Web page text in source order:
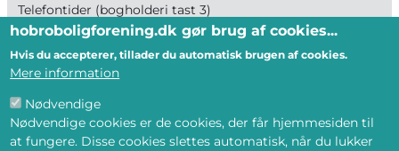
Telefontider (bogholderi tast 3)
Mandag - Fredag kl. 9 - 12
--- Og få tilbud på ledige boliger direkte på
mail eller din telefon
hobroboligforening.dk gør brug af cookies...
Hvis du accepterer, tillader du automatisk brugen af cookies.
Mere information
Nødvendige
Nødvendige cookies er de cookies, der får hjemmesiden til
at fungere. Disse cookies slettes automatisk, når du lukker